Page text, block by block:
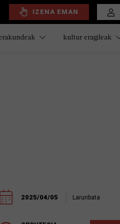
IZENA EMAN
kultur eragileak
2025/04/05 Larunbata